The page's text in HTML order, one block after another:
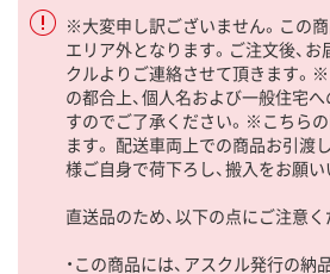
※大変申し訳ございません。この
エリア外となります。ご注文後、お
クルよりご連絡させて頂きます。
の都合上、個人名および一般住宅
すのでご了承ください。※こちら
ます。 配送車両上での商品お引渡
様ご自身で荷下ろし、搬入をお願い
直送品のため、以下の点にご注意く
・この商品には、アスクル発行の